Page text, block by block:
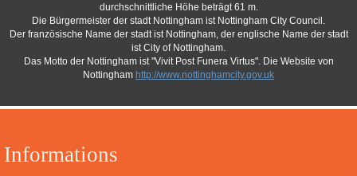
Informations
durchschnittliche Höhe beträgt 61 m.
Die Bürgermeister der stadt Nottingham ist Nottingham City Council.
Der französische Name der stadt ist Nottingham, der englische Name der stadt
ist City of Nottingham.
Das Motto der Nottingham ist "Vivit Post Funera Virtus". Die Website von
Nottingham http://www.nottinghamcity.gov.uk